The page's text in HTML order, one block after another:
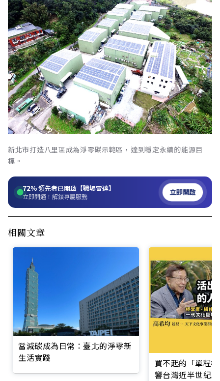
新北市打造八里區成為淨零碳示範區，達到穩定永續的能源目
標。
72%領先者已開啟【職場雷達】
立即開通！解鎖專屬服務 立即開啟
相關文章
當減碳成為日常：臺北的淨零新
生活實踐
買不起的「單程
響台灣近半世紀